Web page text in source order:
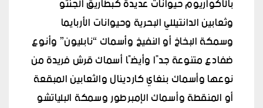
وثعابين الدانتيللي البحرية وحيوانات الأربايما
وسمكة البخاخ أو النفيخ وأسماك “نابليون” وأنوع
ضفادع متنوعة جدًا وأيضًا أسماك قرش فريدة من
نوعها وأسماك بنغاي كاردينال والثعابين المبقعة
أو المنقطة وأسماك الإمبرطور وسمكة البلياتشو